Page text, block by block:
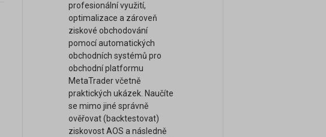
profesionální využití,
optimalizace a zároveň
ziskové obchodování
pomocí automatických
obchodních systémů pro
obchodní platformu
MetaTrader včetně
praktických ukázek. Naučíte
se mimo jiné správně
ověřovat (backtestovat)
ziskovost AOS a následně